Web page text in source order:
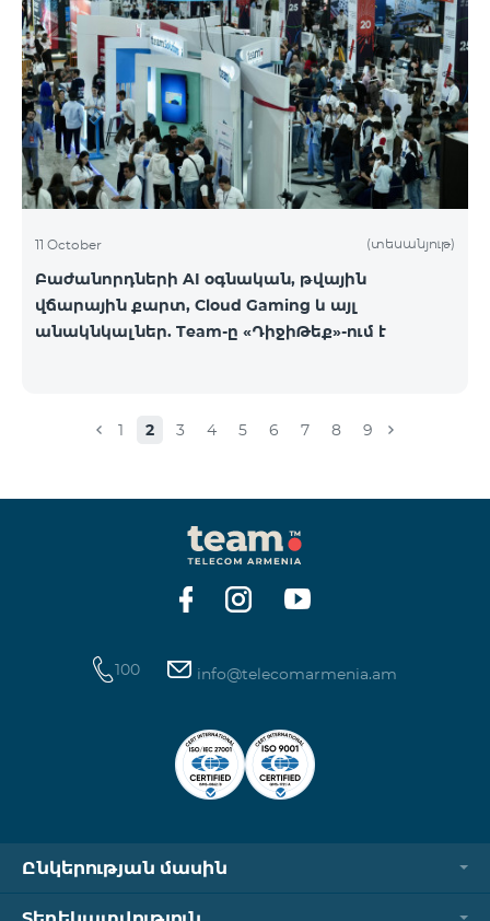
11 October (տեսանյութ)
Բաժանորդների AI օգնական, թվային
վճարային քարտ, Cloud Gaming և այլ
անակնկալներ. Team-ը «ԴիջիԹեք»-ում է
1 2 3 4 5 6 7 8 9
100 info@telecomarmenia.am
Ընկերության մասին